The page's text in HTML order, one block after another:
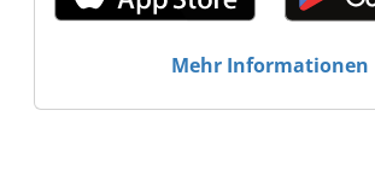
Mehr Informationen